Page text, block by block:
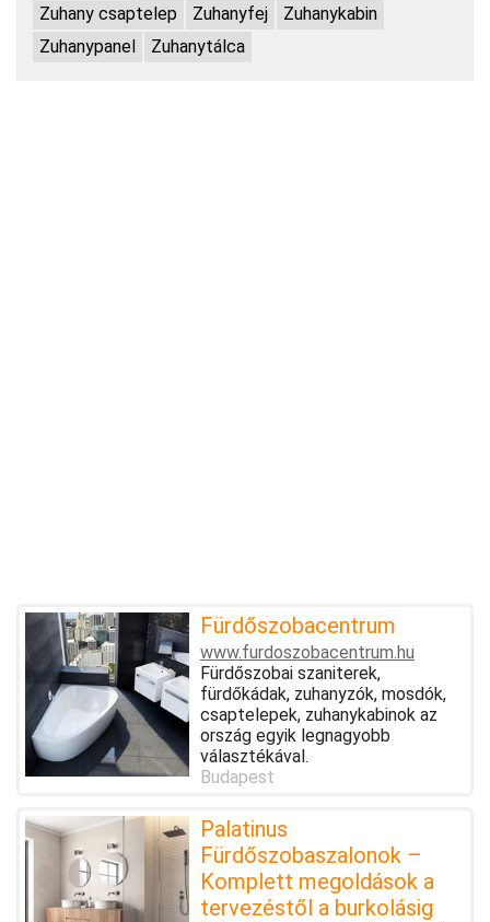
Zuhany csaptelep
Zuhanyfej
Zuhanykabin
Zuhanypanel
Zuhanytálca
Fürdőszobacentrum
www.furdoszobacentrum.hu
Fürdőszobai szaniterek,
fürdőkádak, zuhanyzók, mosdók,
csaptelepek, zuhanykabinok az
ország egyik legnagyobb
választékával.
Budapest
Palatinus
Fürdőszobaszalonok –
Komplett megoldások a
tervezéstől a burkolásig